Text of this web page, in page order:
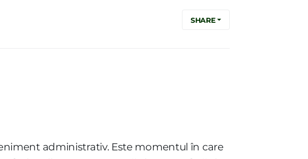
SHARE
administrativ. Este momentul în care